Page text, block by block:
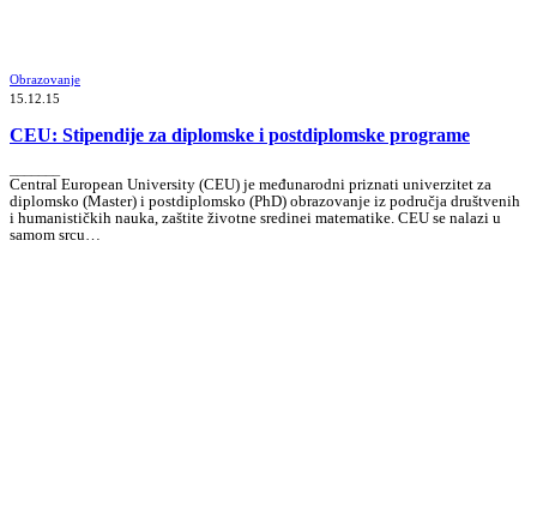
Obrazovanje
15.12.15
CEU: Stipendije za diplomske i postdiplomske programe
Central European University (CEU) je međunarodni priznati univerzitet za
diplomsko (Master) i postdiplomsko (PhD) obrazovanje iz područja društvenih
i humanističkih nauka, zaštite životne sredinei matematike. CEU se nalazi u
samom srcu…